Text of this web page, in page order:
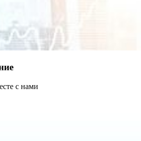
с нами